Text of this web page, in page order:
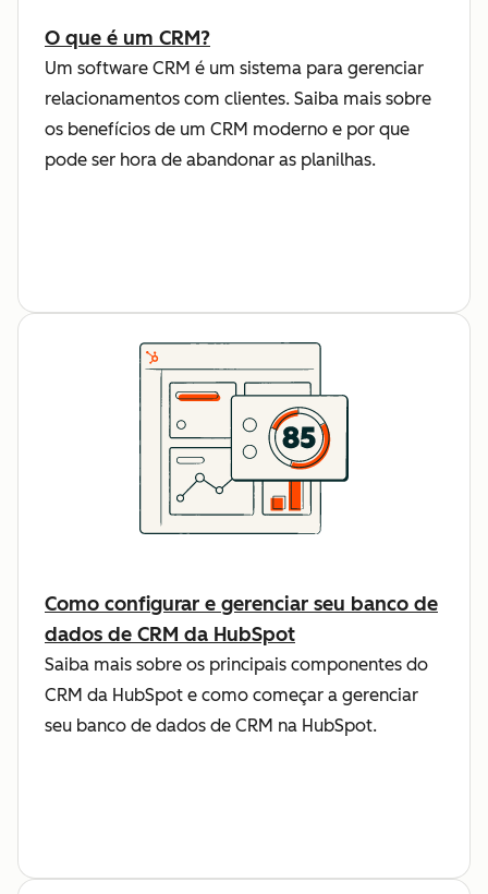
O que é um CRM?
Um software CRM é um sistema para gerenciar
relacionamentos com clientes. Saiba mais sobre
os benefícios de um CRM moderno e por que
pode ser hora de abandonar as planilhas.
Como configurar e gerenciar seu banco de
dados de CRM da HubSpot
Saiba mais sobre os principais componentes do
CRM da HubSpot e como começar a gerenciar
seu banco de dados de CRM na HubSpot.